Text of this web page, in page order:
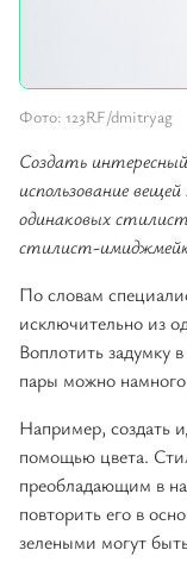
Фото: 123RF/dmitryag
Создать
использование
одинаковых
стилист-
По словам
исключительно из
Воплотить задумку
пары можно намного
Например, создать
помощью цвета.
преобладающим в
повторить его в
зелеными могут